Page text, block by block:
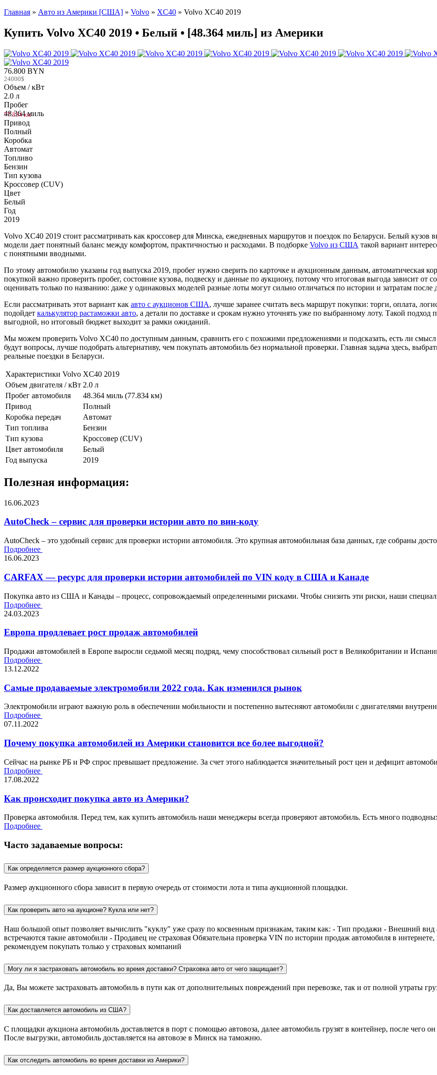
Главная » Авто из Америки [США] » Volvo » XC40 » Volvo XC40 2019
Купить Volvo XC40 2019 • Белый • [48.364 миль] из Америки
76.800 BYN
24000$
Объем / кВт
2.0 л
Пробег
48.364 миль
77.834 км
Привод
Полный
Коробка
Автомат
Топливо
Бензин
Тип кузова
Кроссовер (CUV)
Цвет
Белый
Год
2019
Volvo XC40 2019 стоит рассматривать как кроссовер для Минска, ежедневных маршрутов и поездок по Беларуси. Белый кузов
модели дает понятный баланс между комфортом, практичностью и расходами. В подборке Volvo из США такой вариант
с понятными вводными.
По этому автомобилю указаны год выпуска 2019, пробег нужно сверить по карточке и аукционным данным, автоматическая
покупкой важно проверить пробег, состояние кузова, подвеску и данные по аукциону, потому что итоговая выгода зависит от
оценивать только по названию: даже у одинаковых моделей разные лоты могут сильно отличаться по истории и затратам после
Если рассматривать этот вариант как авто с аукционов США, лучше заранее считать весь маршрут покупки: торги, оплата,
подойдет калькулятор растаможки авто, а детали по доставке и срокам нужно уточнять уже по выбранному лоту. Такой подход
выгодной, но итоговый бюджет выходит за рамки ожиданий.
Мы можем проверить Volvo XC40 по доступным данным, сравнить его с похожими предложениями и подсказать, есть ли
будут вопросы, лучше подобрать альтернативу, чем покупать автомобиль без нормальной проверки. Главная задача здесь,
реальные поездки в Беларуси.
Характеристики Volvo XC40 2019
Объем двигателя / кВт 2.0 л
Пробег автомобиля
48.364 миль (77.834 км)
Привод
Полный
Коробка передач
Автомат
Тип топлива
Бензин
Тип кузова
Кроссовер (CUV)
Цвет автомобиля
Белый
Год выпуска
2019
Полезная информация:
16.06.2023
AutoCheck – сервис для проверки истории авто по вин-коду
AutoCheck – это удобный сервис для проверки истории автомобиля. Это крупная автомобильная база данных, где собраны
Подробнее
16.06.2023
CARFAX — ресурс для проверки истории автомобилей по VIN коду в США и Канаде
Покупка авто из США и Канады – процесс, сопровождаемый определенными рисками. Чтобы снизить эти риски, наши
Подробнее
24.03.2023
Европа продлевает рост продаж автомобилей
Продажи автомобилей в Европе выросли седьмой месяц подряд, чему способствовал сильный рост в Великобритании и
Подробнее
13.12.2022
Самые продаваемые электромобили 2022 года. Как изменился рынок
Электромобили играют важную роль в обеспечении мобильности и постепенно вытесняют автомобили с двигателями
Подробнее
07.11.2022
Почему покупка автомобилей из Америки становится все более выгодной?
Сейчас на рынке РБ и РФ спрос превышает предложение. За счет этого наблюдается значительный рост цен и дефицит
Подробнее
17.08.2022
Как происходит покупка авто из Америки?
Проверка автомобиля. Перед тем, как купить автомобиль наши менеджеры всегда проверяют автомобиль. Есть много
Подробнее
Часто задаваемые вопросы:
Как определяется размер аукционного сбора?
Размер аукционного сбора зависит в первую очередь от стоимости лота и типа аукционной площадки.
Как проверить авто на аукционе? Кукла или нет?
Наш большой опыт позволяет вычислить "куклу" уже сразу по косвенным признакам, таким как: - Тип продажи - Внешний
встречаются такие автомобили - Продавец не страховая Обязательна проверка VIN по истории продаж автомобиля в
рекомендуем покупать только у страховых компаний
Могу ли я застраховать автомобиль во время доставки? Страховка авто от чего защищает?
Да, Вы можете застраховать автомобиль в пути как от дополнительных повреждений при перевозке, так и от полной утраты
Как доставляется автомобиль из США?
С площадки аукциона автомобиль доставляется в порт с помощью автовоза, далее автомобиль грузят в контейнер, после чего
После выгрузки, автомобиль доставляется на автовозе в Минск на таможню.
Как отследить автомобиль во время доставки из Америки?